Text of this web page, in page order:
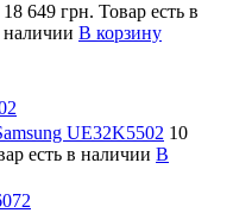
18 649 грн. Товар есть в
наличии В корзину
UE32K5502 10
есть в наличии В